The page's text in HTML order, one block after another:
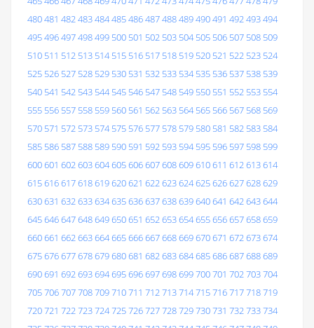
480481 482483484485486487488489490491 492493494
495496497498499 500 501 502 503 504 505 506 507 508 509
510 511 512 513 514 515 516 517 518 519 520 521 522 523 524
525 526 527 528 529 530 531 532 533 534 535 536 537 538 539
540 541 542 543 544 545 546 547 548 549 550 551 552 553 554
555 556 557 558 559 560 561 562 563 564 565 566 567 568 569
570 571 572 573 574 575 576 577 578 579 580 581 582 583 584
585 586 587 588 589 590 591 592 593 594 595 596 597 598 599
600601 602603604605606607608609610611 612613614
615616617618619620621 622623624625626627628629
630631 632633634635636637638639640641 642643644
645646647648649650651 652653654655656657658659
660661 662663664665666667668669670671 672673674
675676677678679680681 682683684685686687688689
690691 692693694695696697698699700701 702703704
705706707708709710711 712713714715716717718719
720721 722723724725726727728729730731 732733734